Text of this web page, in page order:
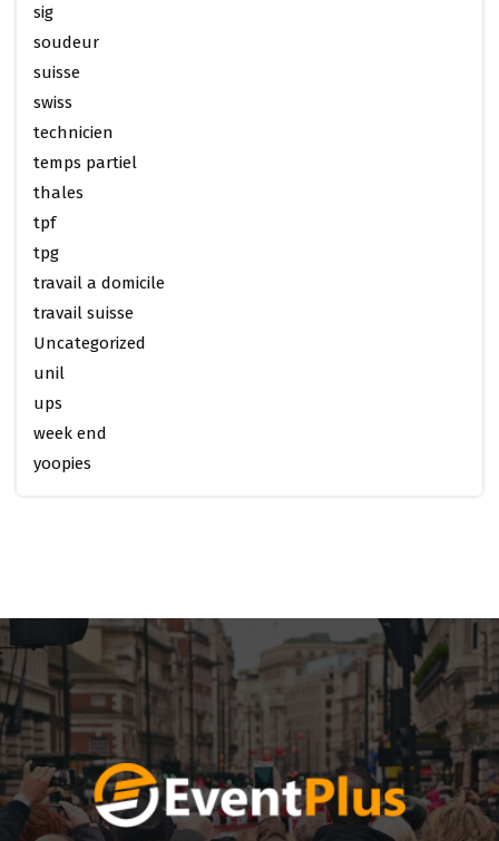
sig
soudeur
suisse
swiss
technicien
temps partiel
thales
tpf
tpg
travail a domicile
travail suisse
Uncategorized
unil
ups
week end
yoopies